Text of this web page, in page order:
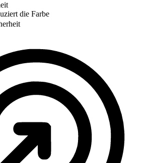
die Farbe